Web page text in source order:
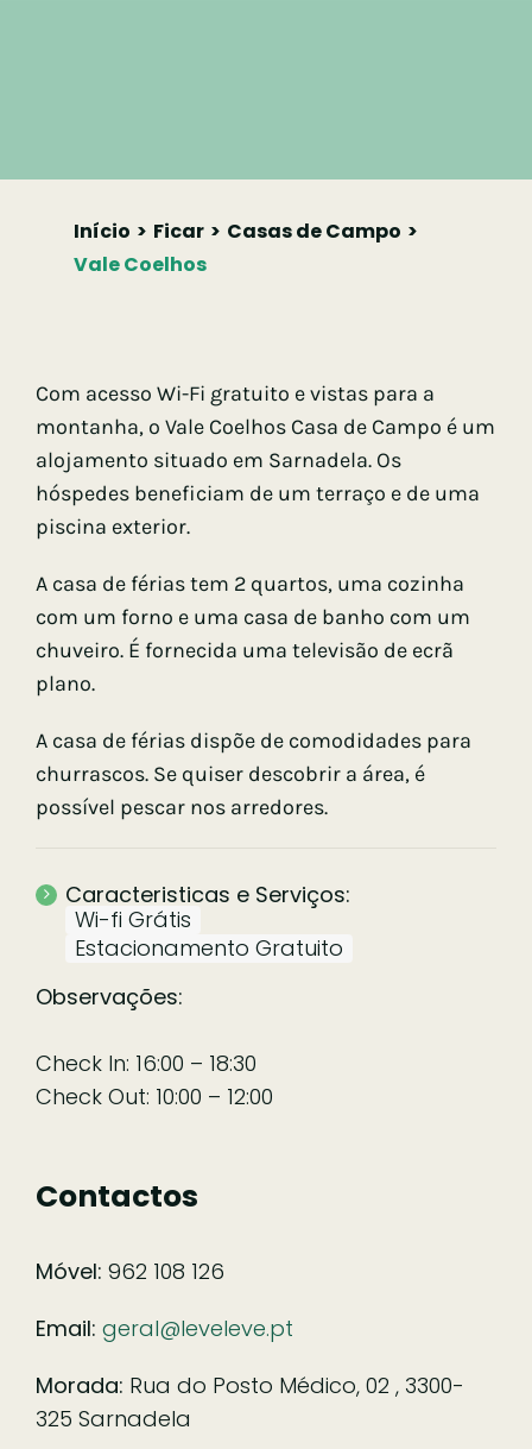
Início Ficar
Casas de Campo
Vale Coelhos
Com acesso Wi-Fi gratuito e vistas para a
montanha, o Vale Coelhos Casa de Campo é um
alojamento situado em Sarnadela. Os
hóspedes beneficiam de um terraço e de uma
piscina exterior.
A casa de férias tem 2 quartos, uma cozinha
com um forno e uma casa de banho com um
chuveiro. É fornecida uma televisão de ecrã
plano.
A casa de férias dispõe de comodidades para
churrascos. Se quiser descobrir a área, é
possível pescar nos arredores.
Caracteristicas e Serviços:
Wi-fi Grátis
Estacionamento Gratuito
Observações:
Check In: 16:00 – 18:30
Check Out: 10:00 – 12:00
Contactos
Móvel: 962 108 126
Email: geral@leveleve.pt
Morada: Rua do Posto Médico, 02 , 3300-
325 Sarnadela